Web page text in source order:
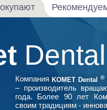
Компания KOMET Dental ®
– производитель
года. Более 90 лет
своим традициям -